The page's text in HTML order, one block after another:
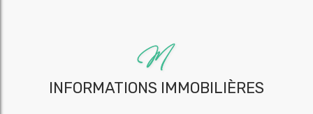
INFORMATIONS IMMOBILIÈRES